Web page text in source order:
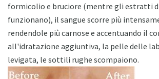
formicolio e bruciore (mentre gli estratti
funzionano), il sangue scorre più
rendendole più carnose e accentuando il
all'idratazione aggiuntiva, la pelle delle
levigata, le sottili rughe scompaiono.